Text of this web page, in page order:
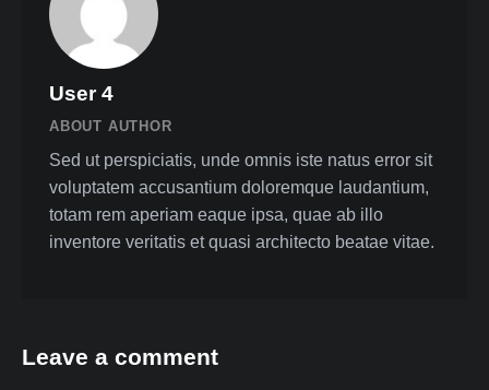
User 4
ABOUT AUTHOR
Sed ut perspiciatis, unde omnis iste natus error sit
voluptatem accusantium doloremque laudantium,
totam rem aperiam eaque ipsa, quae ab illo
inventore veritatis et quasi architecto beatae vitae.
Leave a comment